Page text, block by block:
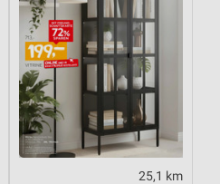
25,1 km